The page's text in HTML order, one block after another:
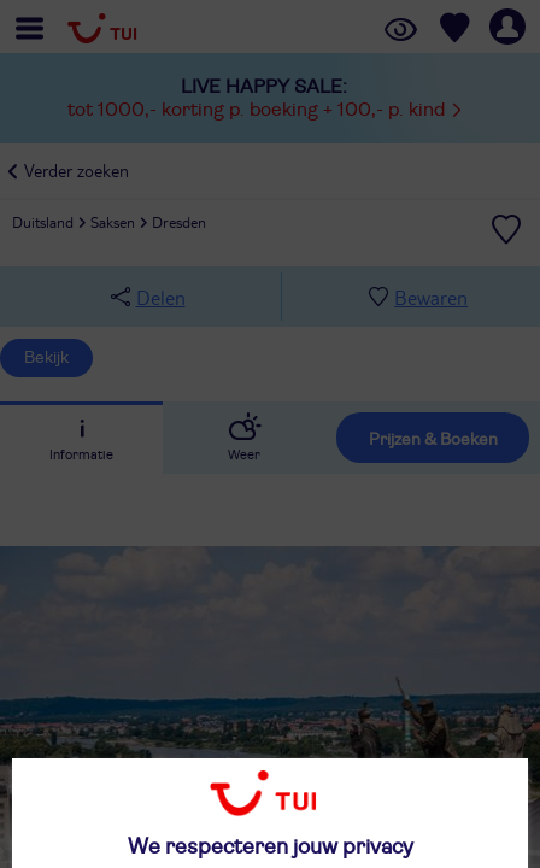
LIVE HAPPY SALE:
tot 1000,- korting p. boeking + 100,- p. kind
Verder zoeken
Duitsland Saksen Dresden
Delen Bewaren
Bekijk
Informatie Weer
Prijzen & Boeken
Dresden
We respecteren jouw privacy